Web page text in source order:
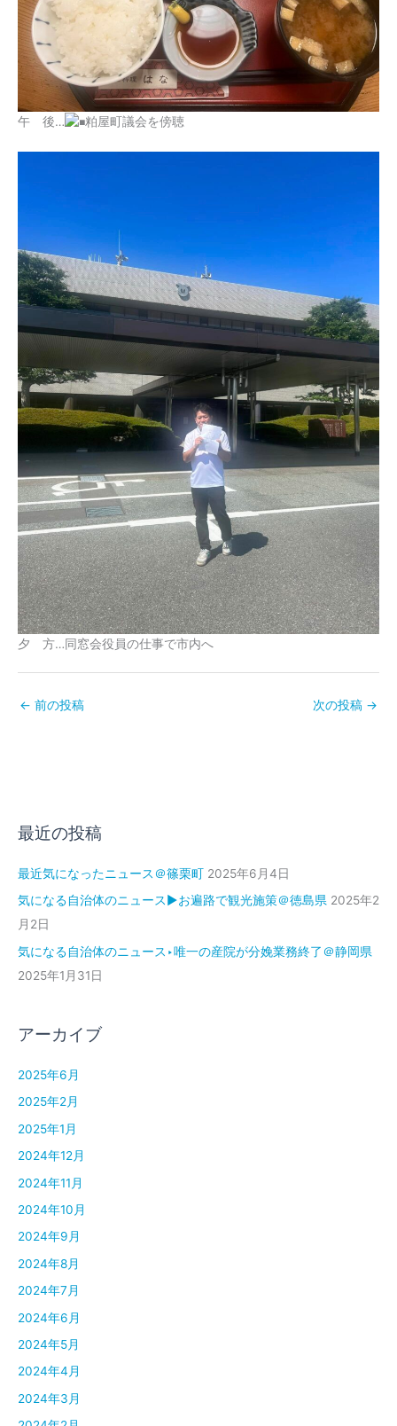
午 後… 粕屋町議会を傍聴
夕 方…同窓会役員の仕事で市内へ
← 前の投稿 次の投稿 →
最近の投稿
最近気になったニュース＠篠栗町 2025年6月4日
気になる自治体のニュース▶お遍路で観光施策＠徳島県 2025年2
月2日
気になる自治体のニュース‣唯一の産院が分娩業務終了＠静岡県
2025年1月31日
アーカイブ
2025年6月
2025年2月
2025年1月
2024年12月
2024年11月
2024年10月
2024年9月
2024年8月
2024年7月
2024年6月
2024年5月
2024年4月
2024年3月